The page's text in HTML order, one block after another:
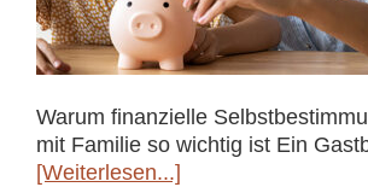
Warum finanzielle
mit Familie so wichtig ist Ein
[Weiterlesen...]